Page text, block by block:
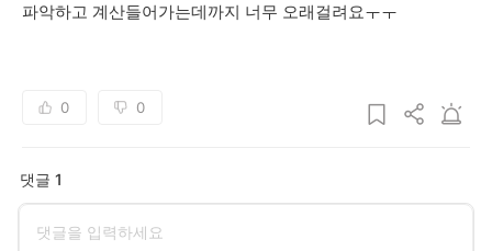
파악하고 계산들어가는데까지 너무 오래걸려요ㅜㅜ
0 0
댓글 1